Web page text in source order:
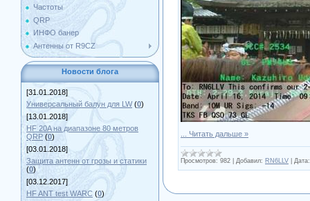
Частоты
QRP
ИНФО банер
Антенны от R9CZ
Новости блога
[31.01.2018]
Универсальный балун для LW (0)
[13.01.2018]
HF 20A на диапазоне 80 метров
QRP (0)
[03.01.2018]
Защита антенн от грозы и статики
(0)
[03.12.2017]
HF ANT test WARC (0)
Читать дальше »
Просмотров: 982 Добавил: RN6LLV Дата: